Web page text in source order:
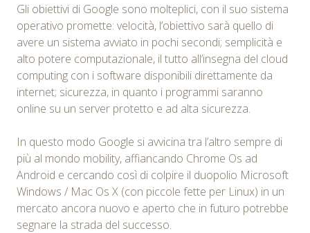
Gli obiettivi di Google sono molteplici, con il suo sistema
operativo promette: velocità, l’obiettivo sarà quello di
avere un sistema avviato in pochi secondi; semplicità e
alto potere computazionale, il tutto all’insegna del cloud
computing con i software disponibili direttamente da
internet; sicurezza, in quanto i programmi saranno
online su un server protetto e ad alta sicurezza.
In questo modo Google si avvicina tra l’altro sempre di
più al mondo mobility, affiancando Chrome Os ad
Android e cercando così di colpire il duopolio Microsoft
Windows / Mac Os X (con piccole fette per Linux) in un
mercato ancora nuovo e aperto che in futuro potrebbe
segnare la strada del successo.